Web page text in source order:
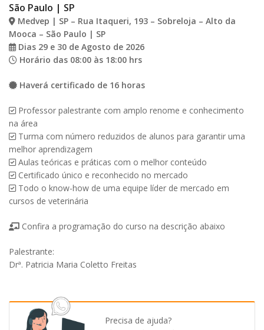
e
Gatos
-
Curso
Prático
-
Paulo
|
SP
-
TURMA
9
quantidade
São Paulo | SP
Medvep | SP – Rua Itaqueri, 193 – Sobreloja – Alto da
Mooca – São Paulo | SP
Dias 29 e 30 de Agosto de 2026
Horário das 08:00 às 18:00 hrs
Haverá certificado de 16 horas
Professor palestrante com amplo renome e conhecimento
na área
Turma com número reduzidos de alunos para garantir uma
melhor aprendizagem
Aulas teóricas e práticas com o melhor conteúdo
Certificado único e reconhecido no mercado
Todo o know-how de uma equipe líder de mercado em
cursos de veterinária
Confira a programação do curso na descrição abaixo
Palestrante:
Drª. Patricia Maria Coletto Freitas
Precisa de ajuda?